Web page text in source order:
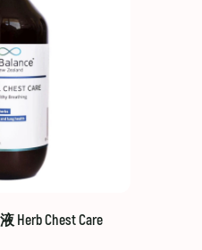
Herb Chest Care